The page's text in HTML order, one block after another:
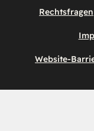
Rechtsfragen
Website-